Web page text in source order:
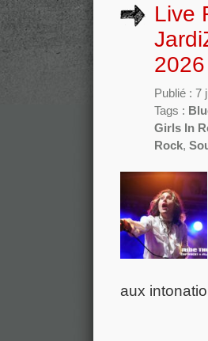
Live
2026
Publié : 7
Tags :
Girls In
Rock,
aux